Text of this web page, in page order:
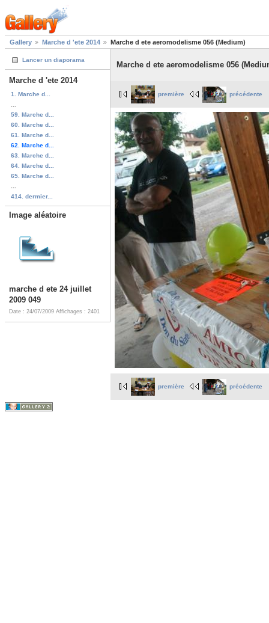
Gallery Marche d 'ete 2014 Marche d ete aeromodelisme 056 (Medium)
Lancer un diaporama
Marche d 'ete 2014
1. Marche d...
59. Marche d...
60. Marche d...
61. Marche d...
62. Marche d...
63. Marche d...
64. Marche d...
65. Marche d...
414. dermier...
Image aléatoire
marche d ete 24 juillet
2009 049
Date : 24/07/2009 Affichages : 2401
Marche d ete aeromodelisme 056
première précédente
première précédente